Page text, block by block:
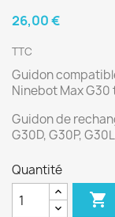
26,00 €
TTC
Guidon
Ninebot Max G30
Guidon de
G30D, G30P,
Quantité
